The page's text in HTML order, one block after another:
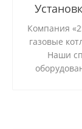
Компания
газовые
Наши